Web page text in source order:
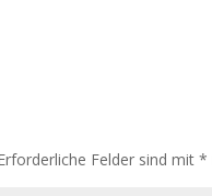
Felder sind mit *